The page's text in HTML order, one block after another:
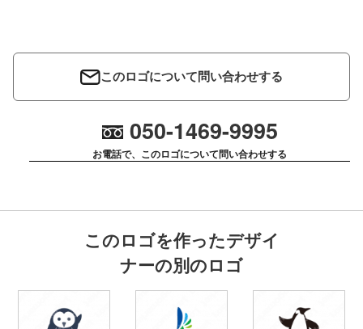
このロゴについて問い合わせする
050-1469-9995
お電話で、このロゴについて問い合わせする
このロゴを作ったデザイ
ナーの別のロゴ